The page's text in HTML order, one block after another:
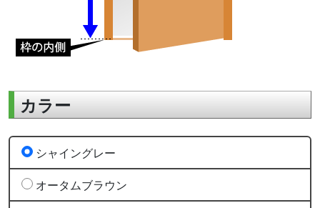
カラー
シャイングレー
オータムブラウン